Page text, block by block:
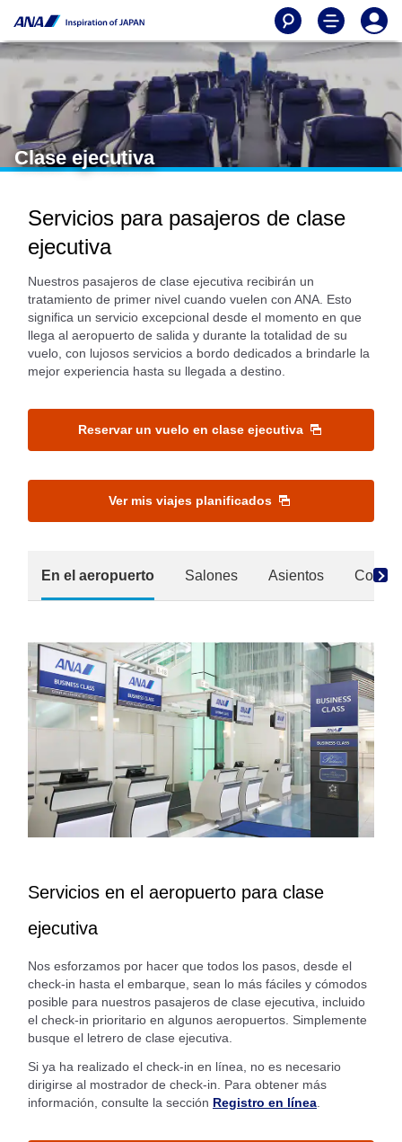
Clase ejecutiva
Servicios para pasajeros de clase
ejecutiva
Nuestros pasajeros de clase ejecutiva recibirán un
tratamiento de primer nivel cuando vuelen con ANA. Esto
significa un servicio excepcional desde el momento en que
llega al aeropuerto de salida y durante la totalidad de su
vuelo, con lujosos servicios a bordo dedicados a brindarle la
mejor experiencia hasta su llegada a destino.
Reservar un vuelo en clase ejecutiva
Ver mis viajes planificados
En el aeropuerto Salones Asientos
Servicios en el aeropuerto para clase
ejecutiva
Nos esforzamos por hacer que todos los pasos, desde el
check-in hasta el embarque, sean lo más fáciles y cómodos
posible para nuestros pasajeros de clase ejecutiva, incluido
el check-in prioritario en algunos aeropuertos. Simplemente
busque el letrero de clase ejecutiva.
Si ya ha realizado el check-in en línea, no es necesario
dirigirse al mostrador de check-in. Para obtener más
información, consulte la sección Registro en línea.